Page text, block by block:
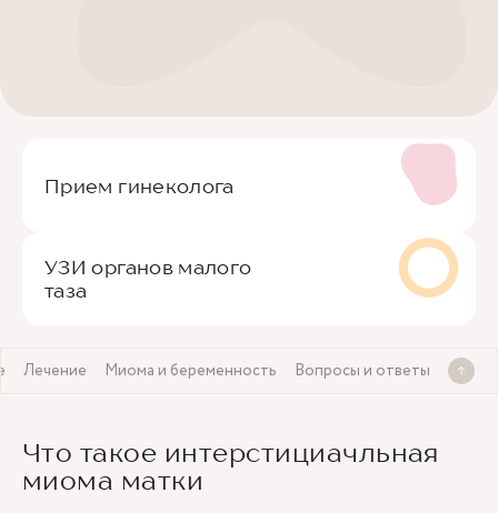
Прием гинеколога
УЗИ органов малого
таза
Лечение Миома и беременность Вопросы и ответы
Что такое интерстициачльная
миома матки